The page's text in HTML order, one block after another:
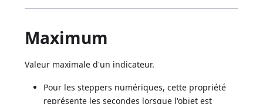
Maximum
Valeur maximale d'un indicateur.
Pour les steppers numériques, cette propriété
représente les secondes lorsque l'objet est